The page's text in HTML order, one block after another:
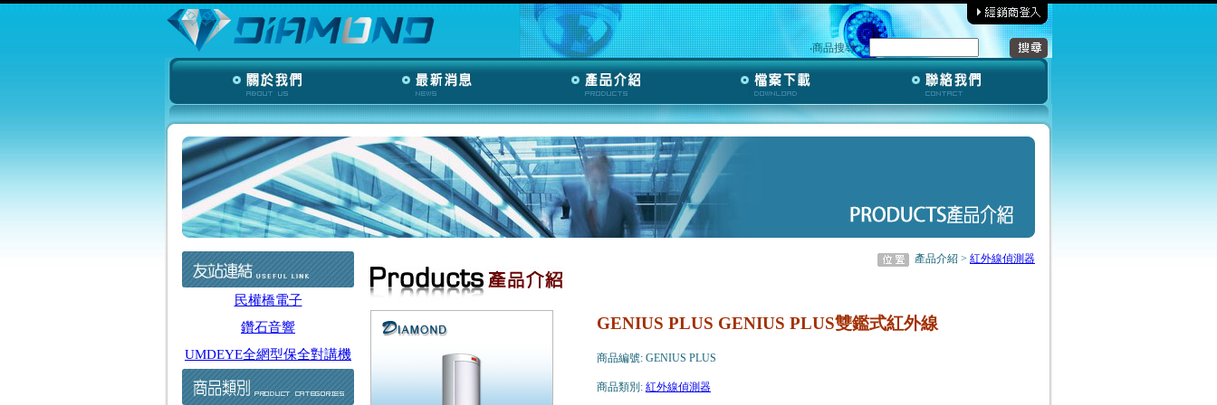
‧商品搜尋︰
民權橋電子
鑽石音響
UMDEYE全網型保全對講機
產品介紹 > 紅外線偵測器
GENIUS PLUS GENIUS PLUS雙鑑式紅外線
商品編號: GENIUS PLUS
商品類別: 紅外線偵測器